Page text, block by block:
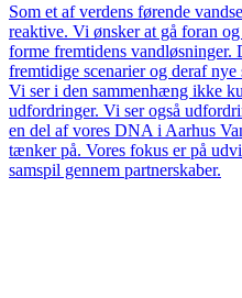
Som et af verdens førende
reaktive. Vi ønsker at gå foran
forme fremtidens
fremtidige scenarier og deraf
Vi ser i den sammenhæng ikke
udfordringer. Vi ser også
en del af vores DNA i Aarhus
tænker på. Vores fokus er på
samspil gennem partnerskaber.